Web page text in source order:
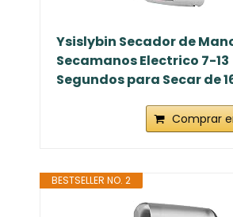
Ysislybin Secador de
Secamanos Electrico 7-13
Segundos para Secar de
Comprar
BESTSELLER NO. 2